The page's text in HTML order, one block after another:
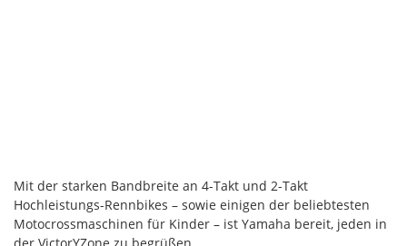
Mit der starken Bandbreite an 4-Takt und 2-Takt
Hochleistungs-Rennbikes – sowie einigen der beliebtesten
Motocrossmaschinen für Kinder – ist Yamaha bereit, jeden in